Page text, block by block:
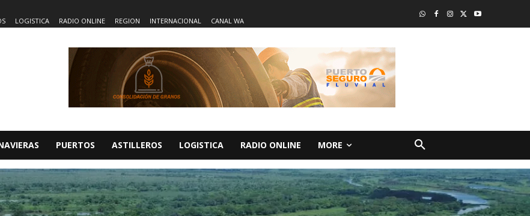
LOGISTICA RADIO ONLINE REGION INTERNACIONAL CANAL WA
PUERTOS ASTILLEROS LOGISTICA RADIO ONLINE MORE